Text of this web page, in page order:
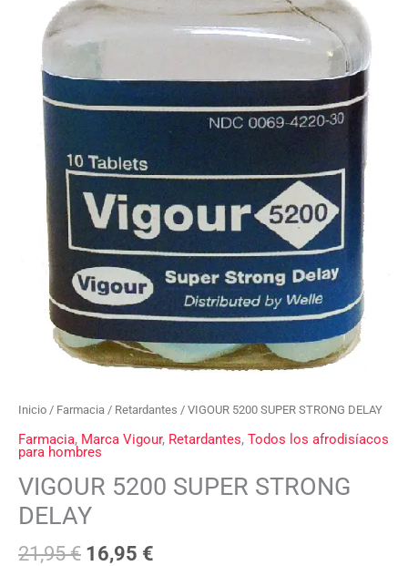
Inicio / Farmacia / Retardantes / VIGOUR 5200 SUPER STRONG DELAY
Farmacia, Marca Vigour, Retardantes, Todos los afrodisíacos
para hombres
VIGOUR 5200 SUPER STRONG
DELAY
21,95€ 16,95 €